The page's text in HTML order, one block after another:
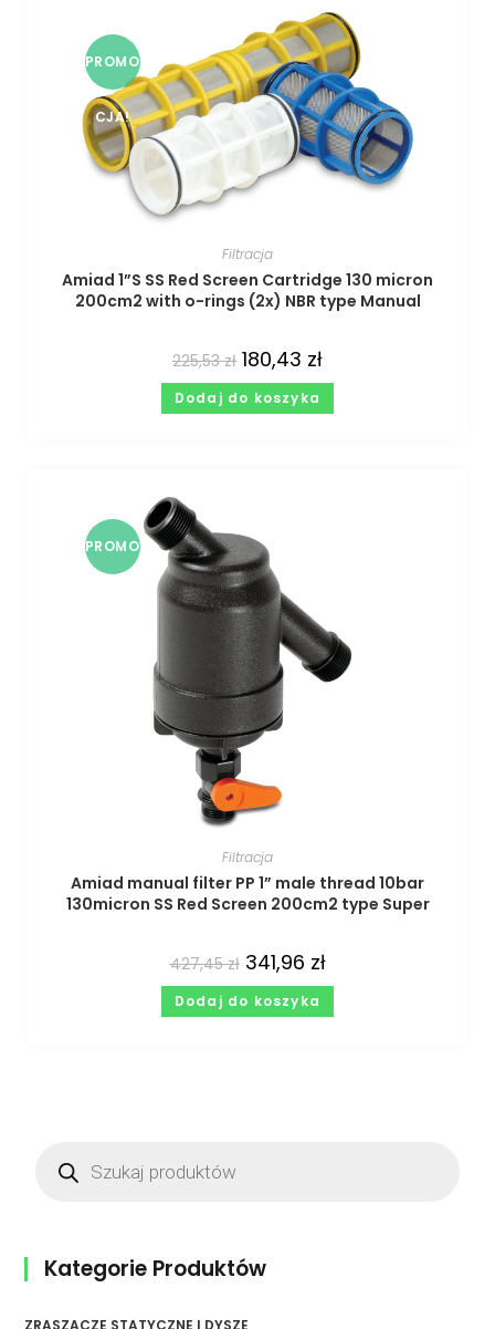
PROMO
CJA!
Filtracja
Amiad 1”S SS Red Screen Cartridge 130 micron
200cm2 with o-rings (2x) NBR type Manual
225,53zł 180,43 zł
Dodaj do koszyka
PROMO
Filtracja
Amiad manual filter PP 1” male thread 10bar
130micron SS Red Screen 200cm2 type Super
427,45zł 341,96 zł
Dodaj do koszyka
Kategorie Produktów